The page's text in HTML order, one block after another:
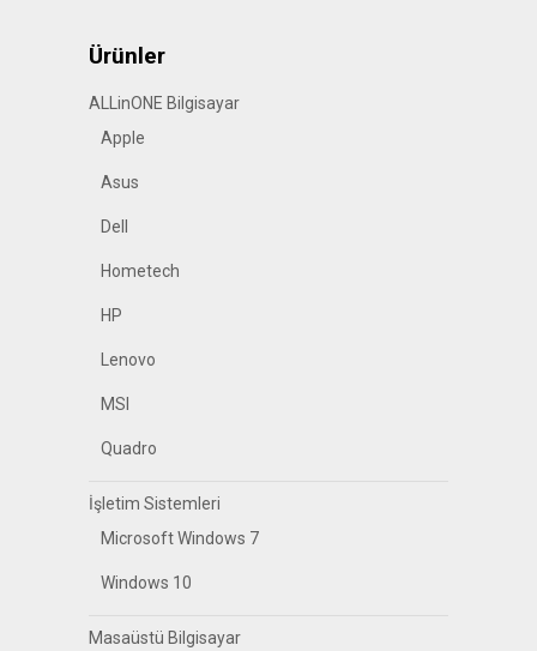
Ürünler
ALLinONE Bilgisayar
Apple
Asus
Dell
Hometech
HP
Lenovo
MSI
Quadro
İşletim Sistemleri
Microsoft Windows 7
Windows 10
Masaüstü Bilgisayar